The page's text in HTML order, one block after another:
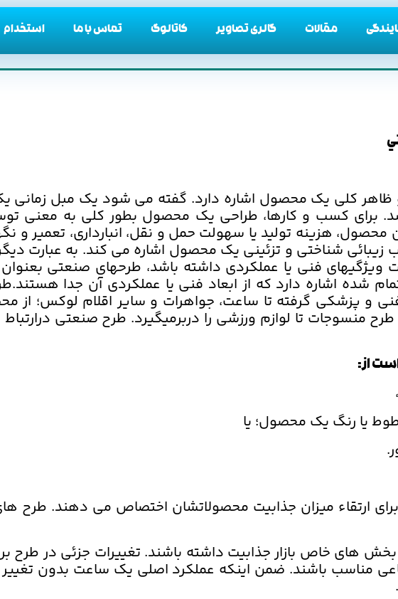
مقالات گالری تصاویر کاتالوگ تماس با ما استخدام
ظاهر کلی یک محصول اشاره دارد. گفته می شود یک مبل
برای کسب و کارها، طراحی یک محصول بطور کلی به معنی
هزینه تولید یا سهولت حمل و نقل، انبارداری، تعمیر و
شناختی و تزئینی یک محصول اشاره می کند. به عبارت
فنی یا عملکردی داشته باشد، طرحهای صنعتی
شده اشاره دارد که از ابعاد فنی یا عملکردی آن جدا
و پزشکی گرفته تا ساعت، جواهرات و سایر اقلام لوکس؛ از
طرح منسوجات تا لوازم ورزشی را دربرمیگیرد. طرح صنعتی
از:
یا رنگ یک محصول؛ یا
ارتقاء میزان جذابیت محصولاتشان اختصاص می دهند. طرح
بخش های خاص بازار جذابیت داشته باشند. تغییرات جزئی در
مناسب باشند. ضمن اینکه عملکرد اصلی یک ساعت بدون